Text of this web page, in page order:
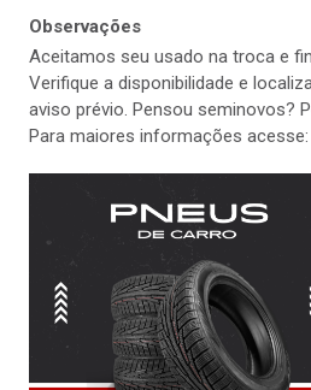
Observações
Aceitamos seu usado na troca e
Verifique a disponibilidade e
aviso prévio. Pensou seminovos?
Para maiores informações